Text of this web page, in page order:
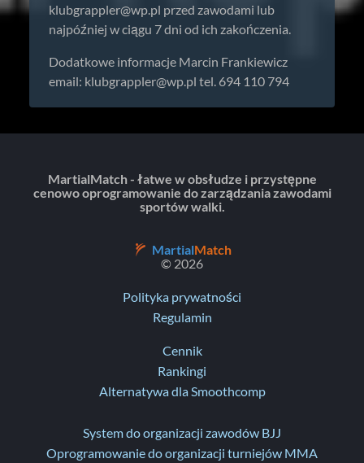
klubgrappler@wp.pl przed zawodami lub
najpóźniej w ciągu 7 dni od ich zakończenia.
Dodatkowe informacje Marcin Frankiewicz
email: klubgrappler@wp.pl tel. 694 110 794
MartialMatch - łatwe w obsłudze i przystępne
cenowo oprogramowanie do zarządzania zawodami
sportów walki.
MartialMatch
© 2026
Polityka prywatności
Regulamin
Cennik
Rankingi
Alternatywa dla Smoothcomp
System do organizacji zawodów BJJ
Oprogramowanie do organizacji turniejów MMA